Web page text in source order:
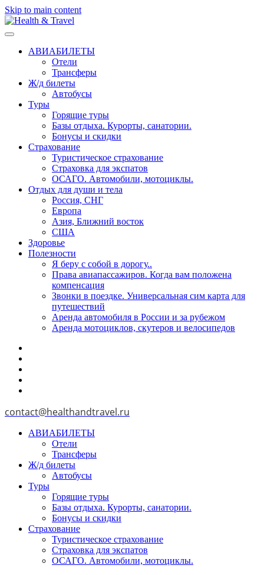
Skip to main content
АВИАБИЛЕТЫ
Отели
Трансферы
Ж/д билеты
Автобусы
Туры
Горящие туры
Базы отдыха. Курорты, санатории.
Бонусы и скидки
Страхование
Туристическое страхование
Страховка для экспатов
ОСАГО. Автомобили, мотоциклы.
Отдых для души и тела
Россия, СНГ
Европа
Азия, Ближний восток
США
Здоровье
Полезности
Я беру с собой в дорогу..
Права авиапассажиров. Когда вам положена
компенсация
Звонки в поездке. Универсальная сим карта для
путешествий
Аренда автомобиля в России и за рубежом
Аренда мотоциклов, скутеров и велосипедов
contact@healthandtravel.ru
АВИАБИЛЕТЫ
Отели
Трансферы
Ж/д билеты
Автобусы
Туры
Горящие туры
Базы отдыха. Курорты, санатории.
Бонусы и скидки
Страхование
Туристическое страхование
Страховка для экспатов
ОСАГО. Автомобили, мотоциклы.